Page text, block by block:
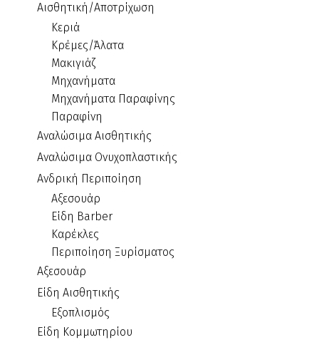
Αισθητική/Αποτρίχωση
Κεριά
Κρέμες/Άλατα
Μακιγιάζ
Μηχανήματα
Μηχανήματα Παραφίνης
Παραφίνη
Αναλώσιμα Αισθητικής
Αναλώσιμα Ονυχοπλαστικής
Ανδρική Περιποίηση
Αξεσουάρ
Είδη Barber
Καρέκλες
Περιποίηση Ξυρίσματος
Αξεσουάρ
Είδη Αισθητικής
Εξοπλισμός
Είδη Κομμωτηρίου